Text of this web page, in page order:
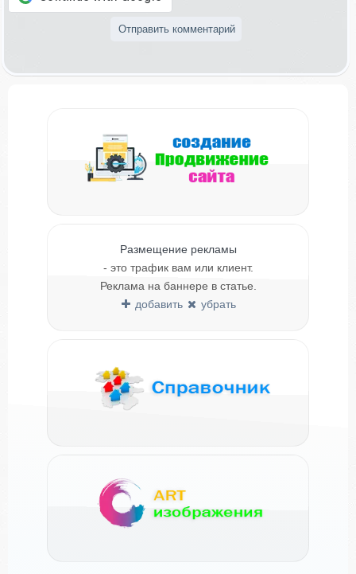
Размещение рекламы
- это трафик вам или клиент.
Реклама на баннере в статье.
добавить
убрать